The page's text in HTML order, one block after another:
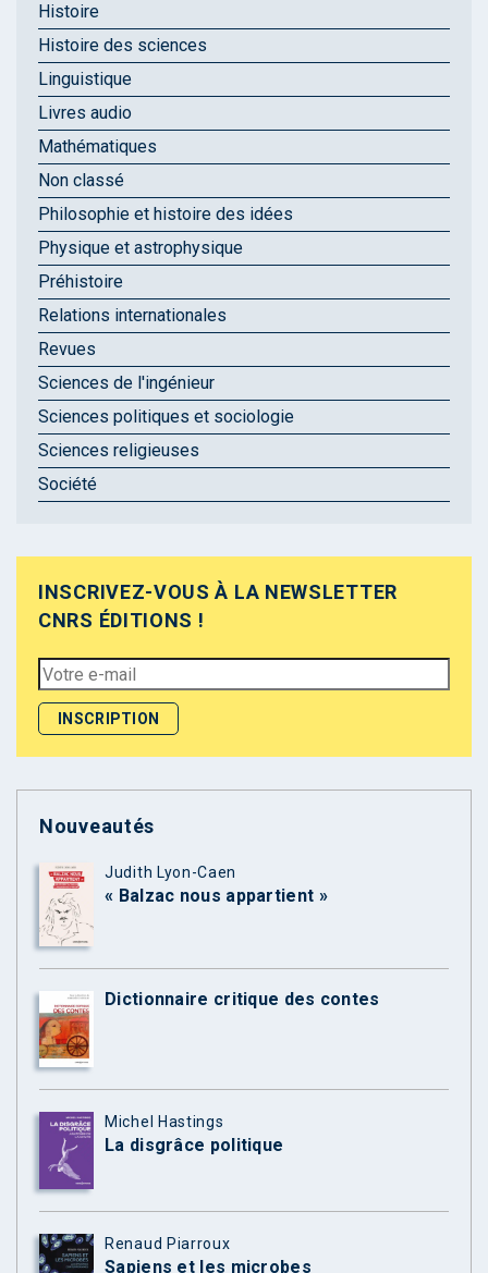
Histoire
Histoire des sciences
Linguistique
Livres audio
Mathématiques
Non classé
Philosophie et histoire des idées
Physique et astrophysique
Préhistoire
Relations internationales
Revues
Sciences de l'ingénieur
Sciences politiques et sociologie
Sciences religieuses
Société
INSCRIVEZ-VOUS À LA NEWSLETTER
CNRS ÉDITIONS !
Nouveautés
Judith Lyon-Caen
« Balzac nous appartient »
Dictionnaire critique des contes
Michel Hastings
La disgrâce politique
Renaud Piarroux
Sapiens et les microbes